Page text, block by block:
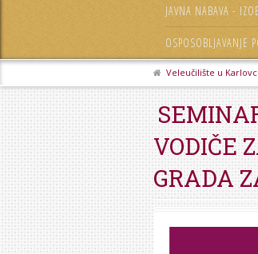
JAVNA NABAVA -
OSPOSOBLJAVANJE
Veleučilište u
VODIČE
GRADA